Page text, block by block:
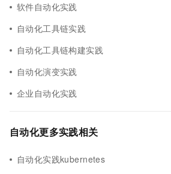
软件自动化实践
自动化工具链实践
自动化工具链构建实践
自动化演变实践
企业自动化实践
自动化更多实践相关
自动化实践kubernetes